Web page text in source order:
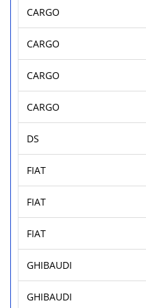
CARGO
CARGO
CARGO
CARGO
DS
FIAT
FIAT
FIAT
GHIBAUDI
GHIBAUDI